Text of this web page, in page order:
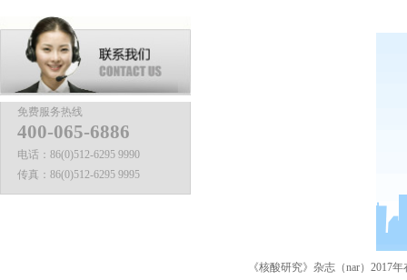
免费服务热线
400-065-6886
电话： 86(0)512-6295 9990
传真： 86(0)512-6295 9995
《核酸研究》杂志（nar） 2017年